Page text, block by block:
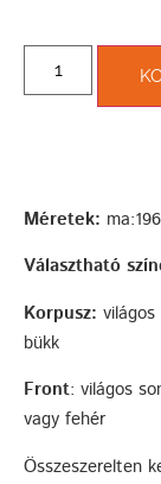
Méretek:
Választható
Korpusz:
bükk
Front: világos
vagy fehér
Összeszerelten